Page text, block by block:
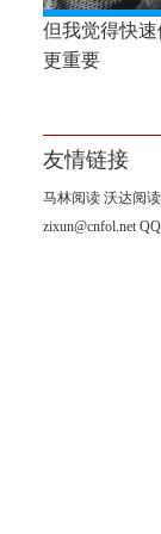
但我觉得快速
更重要
友情链接
马林阅读 沃达阅读
zixun@cnfol.net